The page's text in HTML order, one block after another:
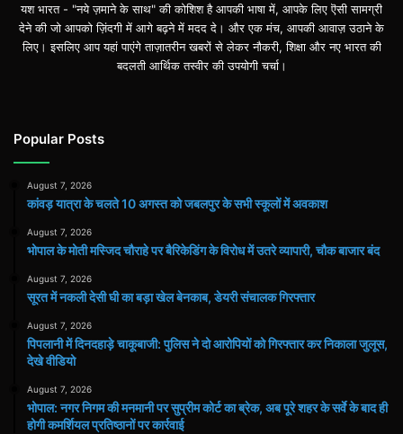
यश भारत - "नये ज़माने के साथ" की कोशिश है आपकी भाषा में, आपके लिए ऎसी सामग्री
देने की जो आपको ज़िंदगी में आगे बढ़ने में मदद दे। और एक मंच, आपकी आवाज़ उठाने के
लिए। इसलिए आप यहां पाएंगे ताज़ातरीन खबरों से लेकर नौकरी, शिक्षा और नए भारत की
बदलती आर्थिक तस्वीर की उपयोगी चर्चा।
Popular Posts
August 7, 2026
कांवड़ यात्रा के चलते 10 अगस्त को जबलपुर के सभी स्कूलों में अवकाश
August 7, 2026
भोपाल के मोती मस्जिद चौराहे पर बैरिकेडिंग के विरोध में उतरे व्यापारी, चौक बाजार बंद
August 7, 2026
सूरत में नकली देसी घी का बड़ा खेल बेनकाब, डेयरी संचालक गिरफ्तार
August 7, 2026
पिपलानी में दिनदहाड़े चाकूबाजी: पुलिस ने दो आरोपियों को गिरफ्तार कर निकाला जुलूस,
देखे वीडियो
August 7, 2026
भोपाल: नगर निगम की मनमानी पर सुप्रीम कोर्ट का ब्रेक, अब पूरे शहर के सर्वे के बाद ही
होगी कमर्शियल प्रतिष्ठानों पर कार्रवाई